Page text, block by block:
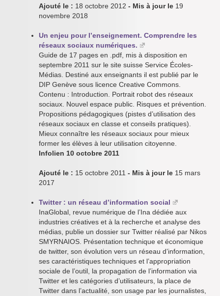
Ajouté le : 18 octobre 2012 - Mis à jour le 19
novembre 2018
Un enjeu pour l’enseignement. Comprendre les
réseaux sociaux numériques.
Guide de 17 pages en .pdf, mis à disposition en
septembre 2011 sur le site suisse Service Écoles-
Médias. Destiné aux enseignants il est publié par le
DIP Genève sous licence Creative Commons.
Contenu : Introduction. Portrait robot des réseaux
sociaux. Nouvel espace public. Risques et prévention.
Propositions pédagogiques (pistes d’utilisation des
réseaux sociaux en classe et conseils pratiques).
Mieux connaître les réseaux sociaux pour mieux
former les élèves à leur utilisation citoyenne.
Infolien 10 octobre 2011
Ajouté le : 15 octobre 2011 - Mis à jour le 15 mars
2017
Twitter : un réseau d’information social
InaGlobal, revue numérique de l’Ina dédiée aux
industries créatives et à la recherche et analyse des
médias, publie un dossier sur Twitter réalisé par Nikos
SMYRNAIOS. Présentation technique et économique
de twitter, son évolution vers un réseau d’information,
ses caractéristiques techniques et l’appropriation
sociale de l’outil, la propagation de l’information via
Twitter et les catégories d’utilisateurs, la place de
Twitter dans l’actualité, son usage par les journalistes,